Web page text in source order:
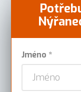
Jméno *